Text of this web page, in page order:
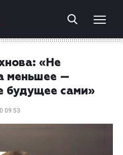
«Не
меньшее —
будущее сами»
09:53